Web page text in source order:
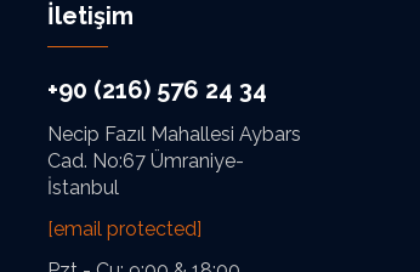
İletişim
+90 (216) 576 24 34
Necip Fazıl Mahallesi Aybars
Cad. No:67 Ümraniye-
İstanbul
[email protected]